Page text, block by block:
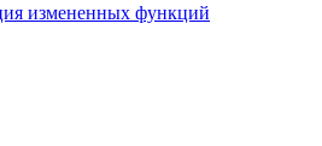
измененных функций